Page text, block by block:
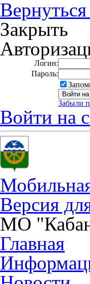
Закрыть
Логин:
Пароль:
Забыли
Войти на
Версия
МО
Главная